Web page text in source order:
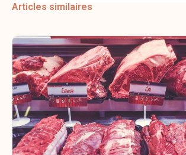
Articles similaires